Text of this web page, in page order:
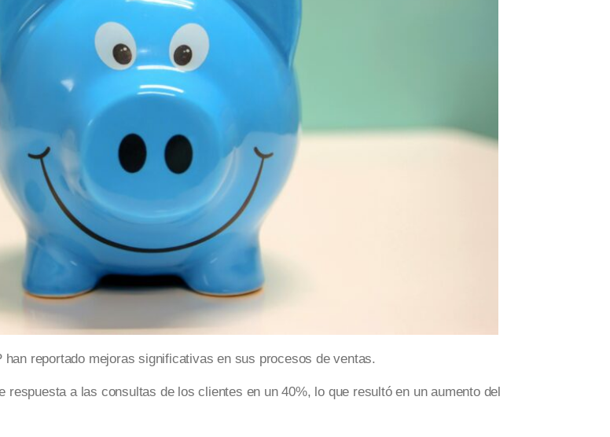
han reportado mejoras significativas en sus procesos de ventas.
a las consultas de los clientes en un 40%, lo que resultó en un aumento del